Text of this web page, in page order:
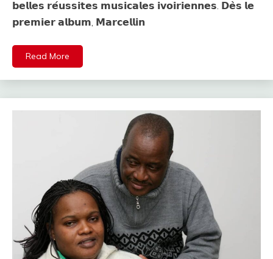
𝗯𝗲𝗹𝗹𝗲𝘀 𝗿𝗲́𝘂𝘀𝘀𝗶𝘁𝗲𝘀 𝗺𝘂𝘀𝗶𝗰𝗮𝗹𝗲𝘀 𝗶𝘃𝗼𝗶𝗿𝗶𝗲𝗻𝗻𝗲𝘀. 𝗗𝗲̀𝘀 𝗹𝗲
𝗽𝗿𝗲𝗺𝗶𝗲𝗿 𝗮𝗹𝗯𝘂𝗺, 𝗠𝗮𝗿𝗰𝗲𝗹𝗹𝗶𝗻
Read More